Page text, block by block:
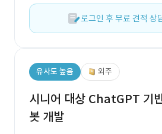
로그인 후 무료 견적 상
유사도 높음 외주
시니어 대상 ChatGPT 기
봇 개발